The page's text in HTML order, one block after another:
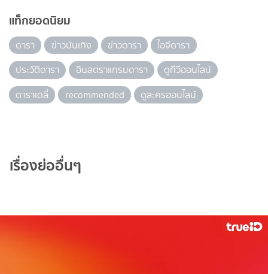
แท็กยอดนิยม
ดารา ข่าวบันเทิง ข่าวดารา
ไอจีดารา
ประวัติดารา
อินสตราแกรมดารา
ดูทีวีออนไลน์
ดาราเดลี่
recommended ดูละครออนไลน์
เรื่องย่ออื่นๆ